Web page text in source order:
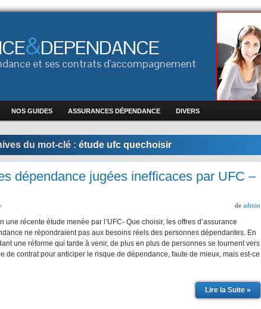
&DEPENDANCE
et ses contrats d'accompagnement
NOS GUIDES ASSURANCES DÉPENDANCE DIVERS
du mot-clé : étude ufc quechoisir
dépendance jugées inefficaces par UFC –
de admin
une récente étude menée par l’UFC- Que choisir, les offres d’assurance
ne répondraient pas aux besoins réels des personnes dépendantes. En
une réforme qui tarde à venir, de plus en plus de personnes se tournent vers
de contrat pour anticiper le risque de dépendance, faute de mieux, mais est-ce
Lire la Suite »